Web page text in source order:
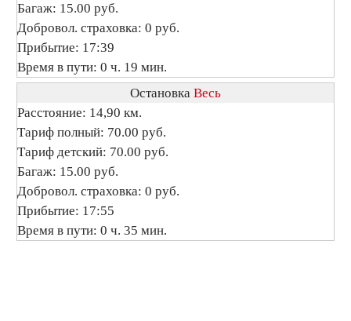
Багаж: 15.00 руб.
Добровол. страховка: 0 руб.
Прибытие: 17:39
Время в пути: 0 ч. 19 мин.
Остановка Весь
Расстояние: 14,90 км.
Тариф полный: 70.00 руб.
Тариф детский: 70.00 руб.
Багаж: 15.00 руб.
Добровол. страховка: 0 руб.
Прибытие: 17:55
Время в пути: 0 ч. 35 мин.